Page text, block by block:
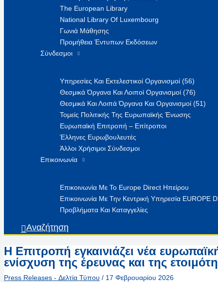
The European Library
National Library Of Luxembourg
Γωνιά Μάθησης
Προμήθεια Έντυπων Εκδόσεων
Σύνδεσμοι
Υπηρεσίες Και Εκτελεστικοί Οργανισμοί (56)
Θεσμικά Όργανα Και Λοιποί Οργανισμοί (76)
Θεσμικά Και Λοιπά Όργανα Και Οργανισμοί (51)
Τομείς Πολιτικής Της Ευρωπαϊκής Ένωσης
Ευρωπαϊκή Επιτροπή – Επίτροποι
Έλληνες Ευρωβουλευτές
Άλλοι Χρήσιμοι Σύνδεσμοι
Επικοινωνία
Επικοινωνία Με Το Europe Direct Ηπείρου
Επικοινωνία Με Την Κεντρική Υπηρεσία EUROPE
Προβλήματα Και Καταγγελίες
Αναζήτηση
Η Επιτροπή εγκαινιάζει νέα
ενίσχυση της έρευνας και της
Press Releases - Δελτία Τύπου / 17 Φεβρουαρίου 2026